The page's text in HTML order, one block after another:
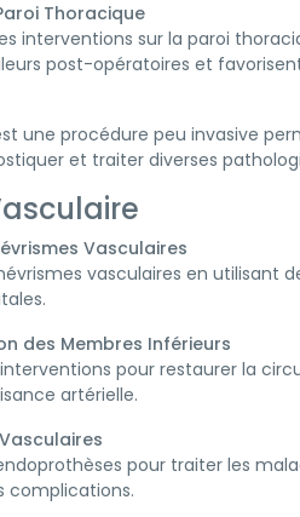
Thoracique
interventions sur la paroi
post-opératoires et
une procédure peu invasive
et traiter diverses
Vasculaires
vasculaires en utilisant
des Membres Inférieurs
pour restaurer la
artérielle.
pour traiter les
complications.